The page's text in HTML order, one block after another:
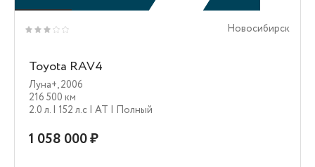
Новосибирск
Toyota RAV4
Луна+,2006
216 500 км
2.0 л. | 152 л.c | AT | Полный
1 058 000 ₽